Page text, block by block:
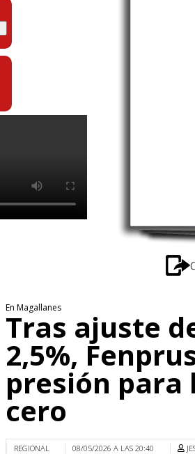
En Magallanes
Tras ajuste
2,5%,
presión
cero
REGIONAL 08/05/2026 A LAS 20:40